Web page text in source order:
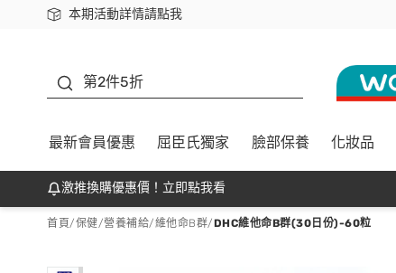
本期活動詳情請點我
下載app最高回饋$350
第2件5折
最新會員優惠 屈臣氏獨家 臉部保養 化妝品
激推換購優惠價！立即點我看
首頁/保健/營養補給/維他命B群/DHC維他命B群(30日份)-60粒